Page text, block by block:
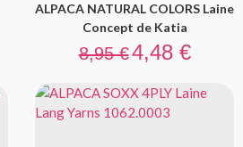
ALPACA NATURAL COLORS Laine
Concept de Katia
Prix de base
8,95 € Prix
4,48 €